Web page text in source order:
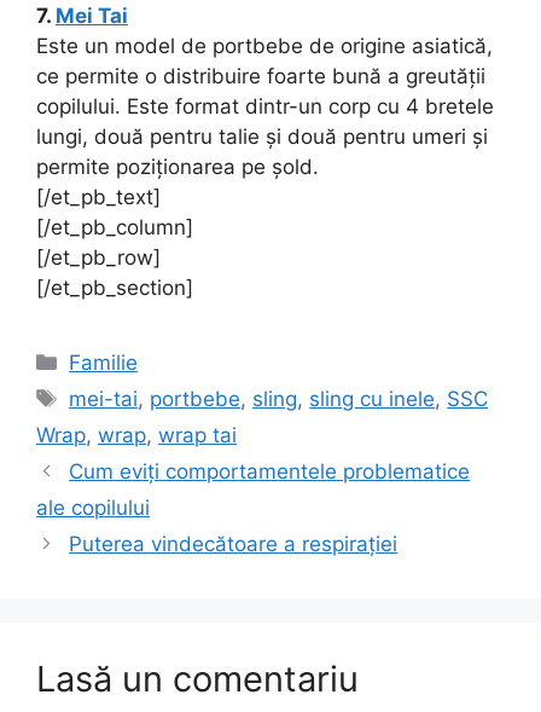
7. Mei Tai
Este un model de portbebe de origine asiatică,
ce permite o distribuire foarte bună a greutății
copilului. Este format dintr-un corp cu 4 bretele
lungi, două pentru talie și două pentru umeri și
permite poziționarea pe șold.
[/et_pb_text]
[/et_pb_column]
[/et_pb_row]
[/et_pb_section]
Categorii
Familie
Etichete
mei-tai, portbebe, sling, sling cu inele, SSC
Wrap, wrap, wrap tai
Cum eviți comportamentele problematice
ale copilului
Puterea vindecătoare a respirației
Lasă un comentariu